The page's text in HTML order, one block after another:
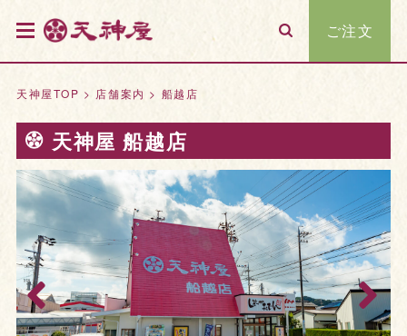
ご注文
天神屋TOP > 店舗案内 > 船越店
天神屋 船越店